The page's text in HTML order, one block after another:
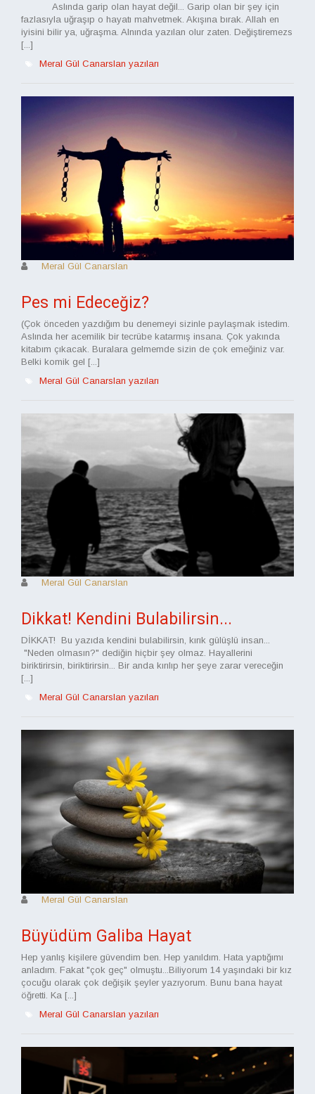
Aslında garip olan hayat değil... Garip olan bir şey için
fazlasıyla uğraşıp o hayatı mahvetmek. Akışına bırak. Allah en
iyisini bilir ya, uğraşma. Alnında yazılan olur zaten. Değiştiremezs
[...]
Meral Gül Canarslan yazıları
Meral Gül Canarslan
Pes mi Edeceğiz?
(Çok önceden yazdığım bu denemeyi sizinle paylaşmak istedim.
Aslında her acemilik bir tecrübe katarmış insana. Çok yakında
kitabım çıkacak. Buralara gelmemde sizin de çok emeğiniz var.
Belki komik gel [...]
Meral Gül Canarslan yazıları
Meral Gül Canarslan
Dikkat! Kendini Bulabilirsin...
DİKKAT! Bu yazıda kendini bulabilirsin, kırık gülüşlü insan...
"Neden olmasın?" dediğin hiçbir şey olmaz. Hayallerini
biriktirirsin, biriktirirsin... Bir anda kırılıp her şeye zarar vereceğin
[...]
Meral Gül Canarslan yazıları
Meral Gül Canarslan
Büyüdüm Galiba Hayat
Hep yanlış kişilere güvendim ben. Hep yanıldım. Hata yaptığımı
anladım. Fakat "çok geç" olmuştu...Biliyorum 14 yaşındaki bir kız
çocuğu olarak çok değişik şeyler yazıyorum. Bunu bana hayat
öğretti. Ka [...]
Meral Gül Canarslan yazıları